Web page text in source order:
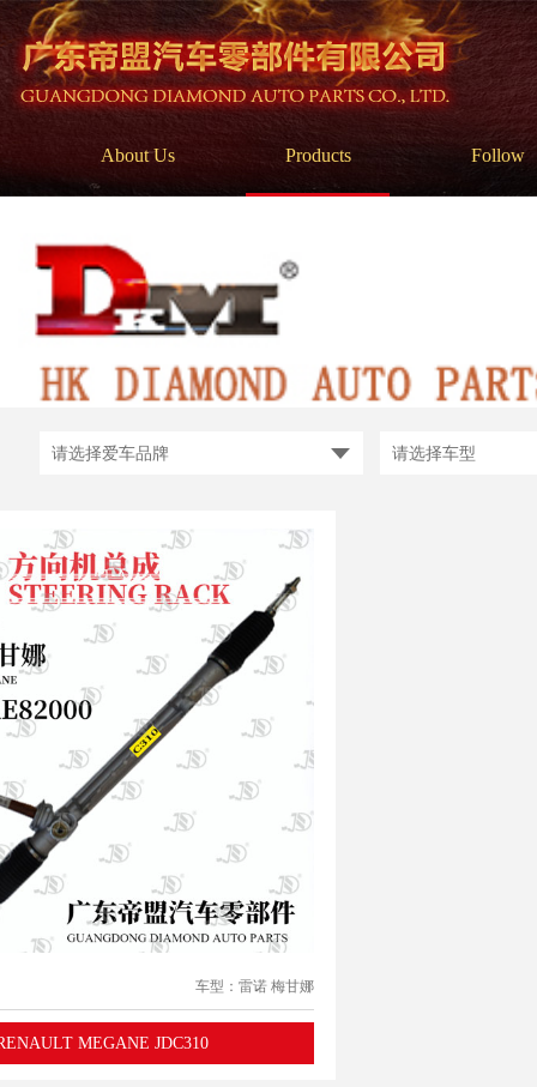
About Us Products Follow
车型：雷诺 梅甘娜
MEGANE JDC310